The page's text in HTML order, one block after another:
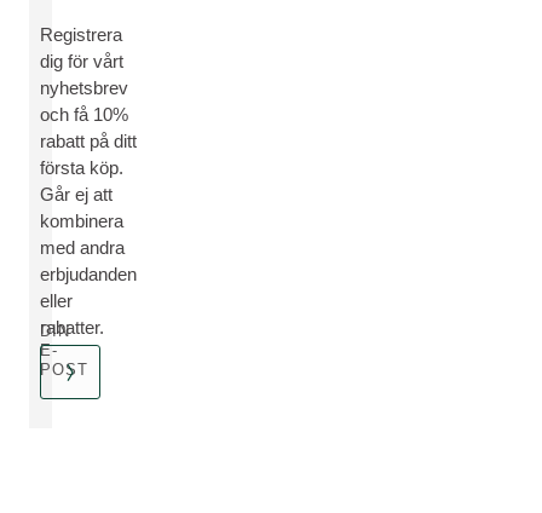
Registrera
dig för vårt
nyhetsbrev
och få 10%
rabatt på ditt
första köp.
Går ej att
kombinera
med andra
erbjudanden
eller
rabatter.
DIN
E-
POST